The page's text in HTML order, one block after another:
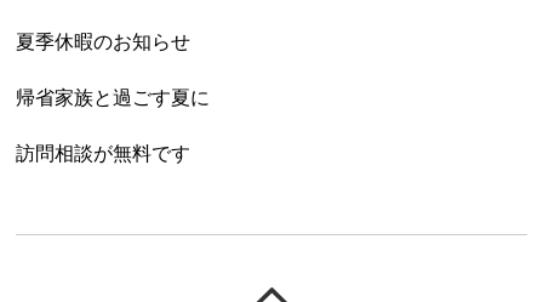
夏季休暇のお知らせ
帰省家族と過ごす夏に
訪問相談が無料です